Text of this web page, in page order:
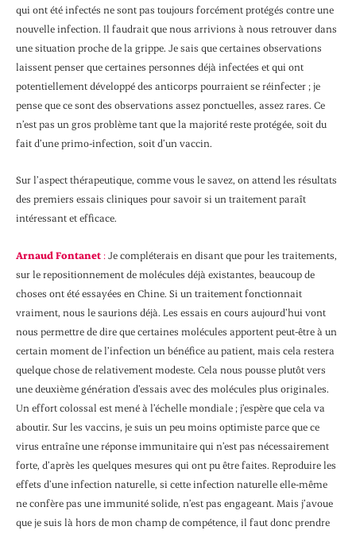
qui ont été infectés ne sont pas toujours forcément protégés contre une
nouvelle infection. Il faudrait que nous arrivions à nous retrouver dans
une situation proche de la grippe. Je sais que certaines observations
laissent penser que certaines personnes déjà infectées et qui ont
potentiellement développé des anticorps pourraient se réinfecter ; je
pense que ce sont des observations assez ponctuelles, assez rares. Ce
n’est pas un gros problème tant que la majorité reste protégée, soit du
fait d’une primo-infection, soit d’un vaccin.
Sur l’aspect thérapeutique, comme vous le savez, on attend les résultats
des premiers essais cliniques pour savoir si un traitement paraît
intéressant et efficace.
Arnaud Fontanet :Je compléterais en disant que pour les traitements,
sur le repositionnement de molécules déjà existantes, beaucoup de
choses ont été essayées en Chine. Si un traitement fonctionnait
vraiment, nous le saurions déjà. Les essais en cours aujourd’hui vont
nous permettre de dire que certaines molécules apportent peut-être à un
certain moment de l’infection un bénéfice au patient, mais cela restera
quelque chose de relativement modeste. Cela nous pousse plutôt vers
une deuxième génération d’essais avec des molécules plus originales.
Un effort colossal est mené à l’échelle mondiale ; j’espère que cela va
aboutir. Sur les vaccins, je suis un peu moins optimiste parce que ce
virus entraîne une réponse immunitaire qui n’est pas nécessairement
forte, d’après les quelques mesures qui ont pu être faites. Reproduire les
effets d’une infection naturelle, si cette infection naturelle elle-même
ne confère pas une immunité solide, n’est pas engageant. Mais j’avoue
que je suis là hors de mon champ de compétence, il faut donc prendre